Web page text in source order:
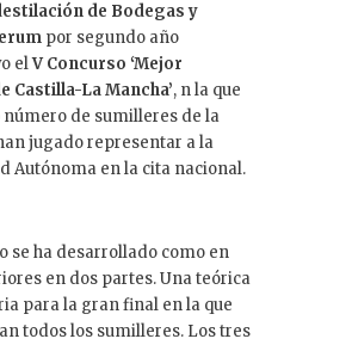
dI
n
de Bodegas y
por segundo año
elV Concurso ‘Mejor
Castilla-La Mancha’, n la que
de sumilleres de la
jugado representar a la
Autónoma en la cita nacional.
se ha desarrollado como en
en dos partes. Una teórica
para la gran final en la que
todos los sumilleres. Los tres